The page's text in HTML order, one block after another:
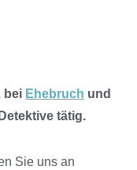
bei Ehebruch und
tätig.
Sie uns an